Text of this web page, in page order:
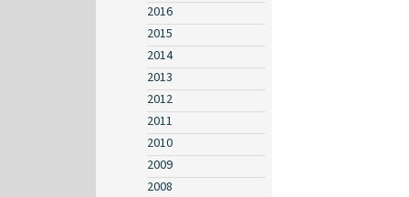
2016
2015
2014
2013
2012
2011
2010
2009
2008